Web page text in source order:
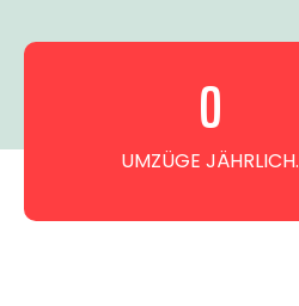
UMZÜGE JÄHRLICH.
0